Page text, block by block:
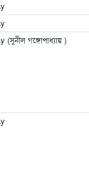
গঙ্গোপাধ্যায় )